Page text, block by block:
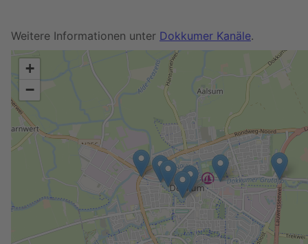
Weitere Informationen unter Dokkumer Kanäle.
+
−